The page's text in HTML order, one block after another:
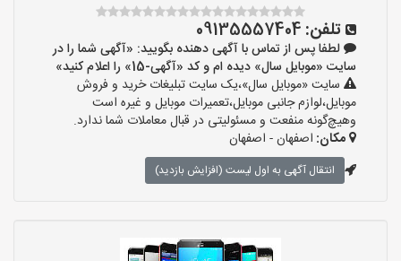
تلفن: 09135557404
لطفا پس از تماس با آگهی دهنده بگویید: «آگهی شما را در
سایت «موبایل سال» دیده ام و کد «آگهی-15» را اعلام کنید»
سایت «موبایل سال»،یک سایت تبلیغات خرید و فروش
موبایل،لوازم جانبی موبایل،تعمیرات موبایل و غیره است
وهیچ‌گونه منفعت و مسئولیتی در قبال معاملات شما ندارد.
مکان: اصفهان - اصفهان
انتقال آگهی به اول لیست (افزایش بازدید)